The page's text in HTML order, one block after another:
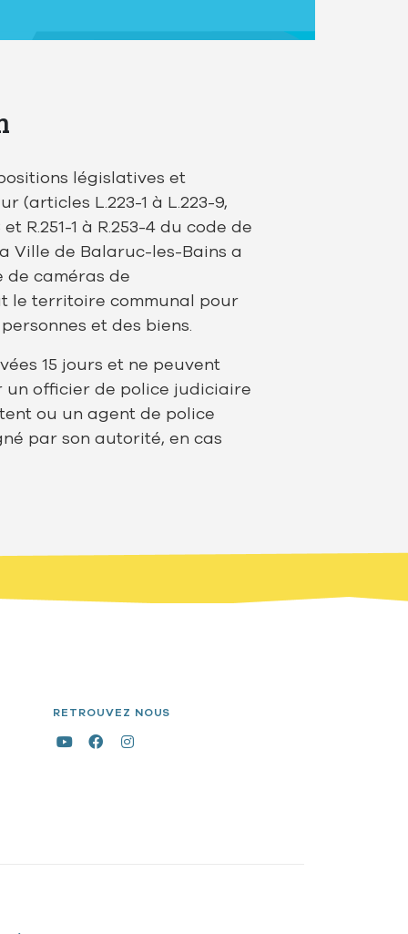
législatives et
(articles L.223-1 à L.223-9,
et R.251-1 à R.253-4 du code de
Ville de Balaruc-les-Bains a
de caméras de
le territoire communal pour
et des biens.
15 jours et ne peuvent
un officier de police judiciaire
ou un agent de police
par son autorité, en cas
RETROUVEZ NOUS